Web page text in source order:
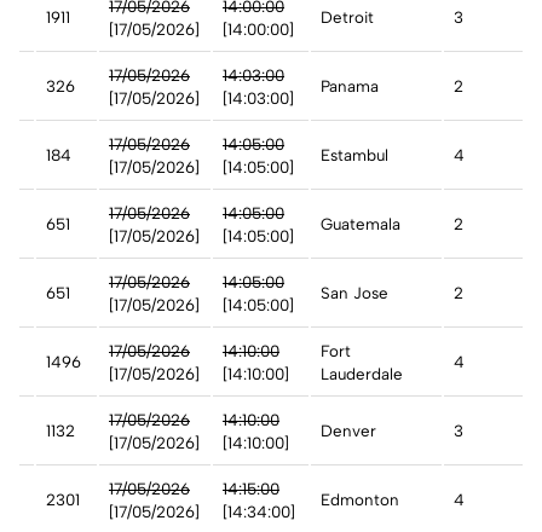
1911
17/05/2026
[17/05/2026]
14:00:00
[14:00:00]
Detroit 3
326
17/05/2026
[17/05/2026]
14:03:00
[14:03:00]
Panama 2
184
17/05/2026
[17/05/2026]
14:05:00
[14:05:00]
Estambul 4
651
17/05/2026
[17/05/2026]
14:05:00
[14:05:00]
Guatemala 2
651
17/05/2026
[17/05/2026]
14:05:00
[14:05:00]
San Jose 2
1496
17/05/2026
[17/05/2026]
14:10:00
[14:10:00]
Fort
Lauderdale
4
1132
17/05/2026
[17/05/2026]
14:10:00
[14:10:00]
Denver 3
2301
17/05/2026
[17/05/2026]
14:15:00
[14:34:00]
Edmonton 4